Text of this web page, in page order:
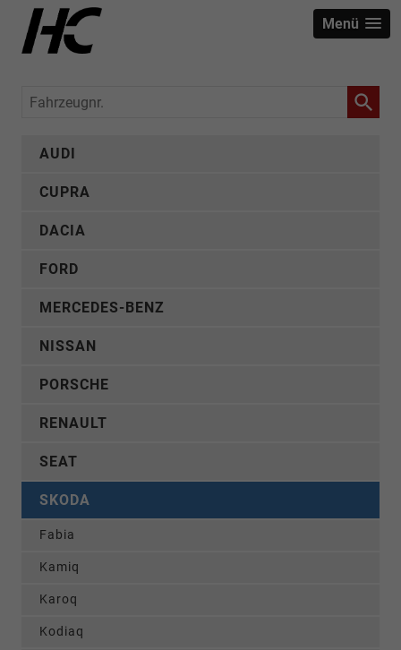
Menü
Fahrzeugnr.
AUDI
CUPRA
DACIA
FORD
MERCEDES-BENZ
NISSAN
PORSCHE
RENAULT
SEAT
SKODA
Fabia
Kamiq
Karoq
Kodiaq